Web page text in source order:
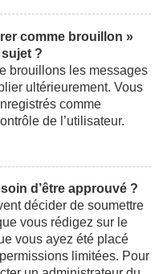
comme brouillon »
?
brouillons les messages
ultérieurement. Vous
comme
de l’utilisateur.
d’être approuvé ?
décider de soumettre
vous rédigez sur le
vous ayez été placé
limitées. Pour